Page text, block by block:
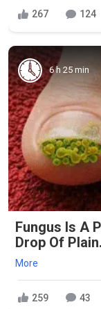
267 124
6 h 25 min
Fungus Is A
Drop Of
More
259 43